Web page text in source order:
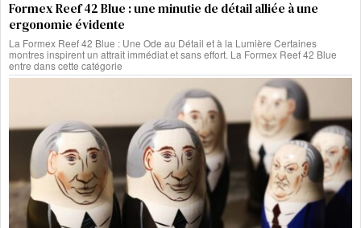
Formex Reef 42 Blue : une minutie de détail alliée à une
ergonomie évidente
La Formex Reef 42 Blue : Une Ode au Détail et à la Lumière Certaines
montres inspirent un attrait immédiat et sans effort. La Formex Reef 42 Blue
entre dans cette catégorie